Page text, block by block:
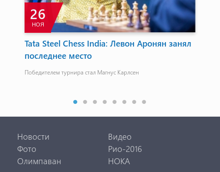
26
НОЯ
Tata Steel Chess India: Левон Аронян занял
последнее место
Победителем турнира стал Магнус Карлсен
Новости
Видео
Фото
Рио-2016
Олимпаван
НОКА